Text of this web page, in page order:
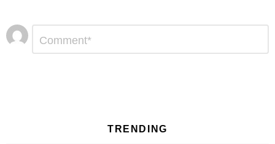
Αφήστε
μια
απάντηση
TRENDING